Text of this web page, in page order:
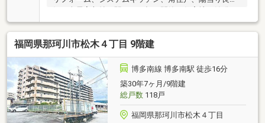
駅、シャワー付洗面化粧台、３面採光、平面駐車場、
オートバス、温水洗浄便座、ＴＶモニタ付インターホ
ン、前面棟無、通風良好、全居室フローリング、眺望
良好、ペット相談、小学校 徒歩10分以内、ルーフバル
コニー、平坦地、エレベーター、宅配ボックス、駐輪
場、整備された歩道
福岡県那珂川市松木４丁目 9階建
博多南線 博多南駅 徒歩16分
築30年7ヶ月/9階建
総戸数118戸
福岡県那珂川市松木４丁目